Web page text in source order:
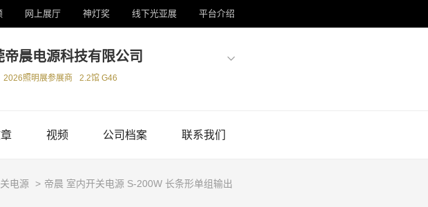
网上展厅 神灯奖 线下光亚展 平台介绍
帝晨电源科技有限公司
2026照明展参展商 2.2馆 G46
视频 公司档案 联系我们
电源 > 帝晨 室内开关电源 S-200W 长条形单组输出